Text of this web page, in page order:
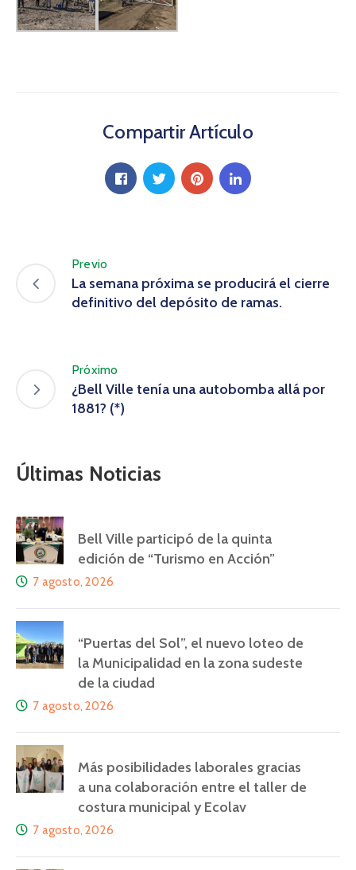
Compartir Artículo
Previo
La semana próxima se producirá el cierre
definitivo del depósito de ramas.
Próximo
¿Bell Ville tenía una autobomba allá por
1881? (*)
Últimas Noticias
Bell Ville participó de la quinta
edición de “Turismo en Acción”
7 agosto, 2026
“Puertas del Sol”, el nuevo loteo de
la Municipalidad en la zona sudeste
de la ciudad
7 agosto, 2026
Más posibilidades laborales gracias
a una colaboración entre el taller de
costura municipal y Ecolav
7 agosto, 2026